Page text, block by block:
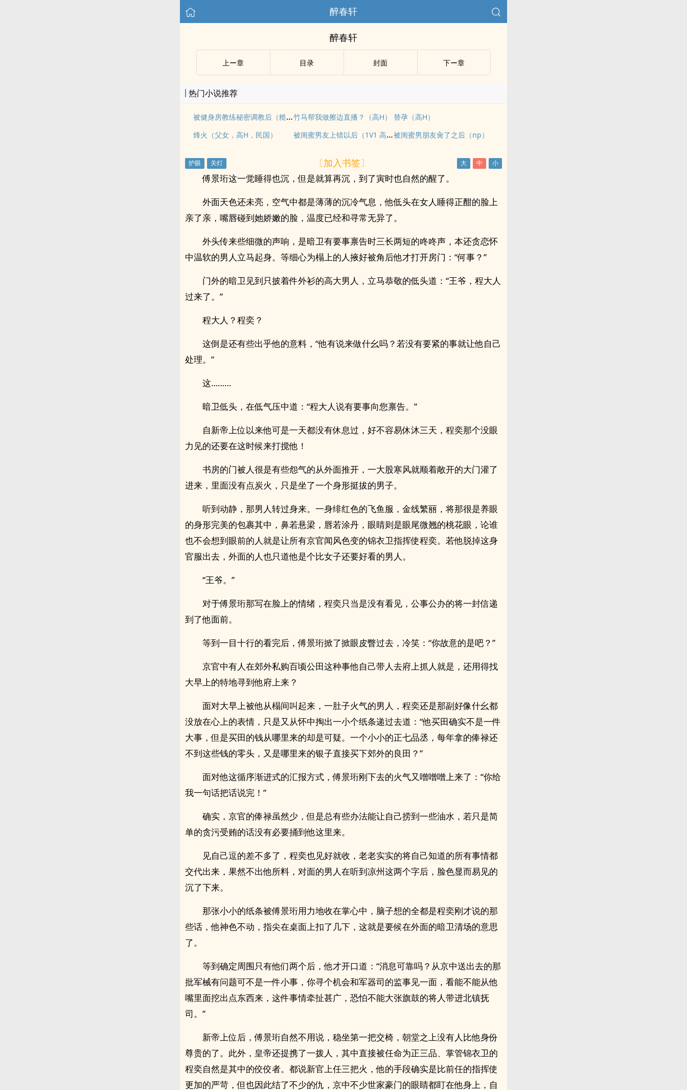
醉春轩
醉春轩
上ー章 目录 封面 下ー章
热门小说推荐
被健身房教练秘密调教后（糙汉 高H）竹马帮我做擦边直播？（高H）
替孕（高H）
烽火（父女，高H，民国）
被闺蜜男友上错以后（1V1 高H）被闺蜜男朋友肏了之后（np）
〔加入书签〕
傅景珩这一觉睡得也沉，但是就算再沉，到了寅时也自然的醒了。
外面天色还未亮，空气中都是薄薄的沉冷气息，他低头在女人睡得正酣的脸上
亲了亲，嘴唇碰到她娇嫩的脸，温度已经和寻常无异了。
外头传来些细微的声响，是暗卫有要事禀告时三长两短的咚咚声，本还贪恋怀
中温软的男人立马起身。等细心为榻上的人掖好被角后他才打开房门：“何事？”
门外的暗卫见到只披着件外衫的高大男人，立马恭敬的低头道：“王爷，程大人
过来了。”
程大人？程奕？
这倒是还有些出乎他的意料，“他有说来做什幺吗？若没有要紧的事就让他自己
处理。”
这………
暗卫低头，在低气压中道：“程大人说有要事向您禀告。”
自新帝上位以来他可是一天都没有休息过，好不容易休沐三天，程奕那个没眼
力见的还要在这时候来打搅他！
书房的门被人很是有些怨气的从外面推开，一大股寒风就顺着敞开的大门灌了
进来，里面没有点炭火，只是坐了一个身形挺拔的男子。
听到动静，那男人转过身来。一身绯红色的飞鱼服，金线繁丽，将那很是养眼
的身形完美的包裹其中，鼻若悬梁，唇若涂丹，眼睛则是眼尾微翘的桃花眼，论谁
也不会想到眼前的人就是让所有京官闻风色变的锦衣卫指挥使程奕。若他脱掉这身
官服出去，外面的人也只道他是个比女子还要好看的男人。
“王爷。”
对于傅景珩那写在脸上的情绪，程奕只当是没有看见，公事公办的将一封信递
到了他面前。
等到一目十行的看完后，傅景珩掀了掀眼皮瞥过去，冷笑：“你故意的是吧？”
京官中有人在郊外私购百顷公田这种事他自己带人去府上抓人就是，还用得找
大早上的特地寻到他府上来？
面对大早上被他从榻间叫起来，一肚子火气的男人，程奕还是那副好像什幺都
没放在心上的表情，只是又从怀中掏出一小个纸条递过去道：“他买田确实不是一件
大事，但是买田的钱从哪里来的却是可疑。一个小小的正七品丞，每年拿的俸禄还
不到这些钱的零头，又是哪里来的银子直接买下郊外的良田？”
面对他这循序渐进式的汇报方式，傅景珩刚下去的火气又噌噌噌上来了：“你给
我一句话把话说完！”
确实，京官的俸禄虽然少，但是总有些办法能让自己捞到一些油水，若只是简
单的贪污受贿的话没有必要捅到他这里来。
见自己逗的差不多了，程奕也见好就收，老老实实的将自己知道的所有事情都
交代出来，果然不出他所料，对面的男人在听到凉州这两个字后，脸色显而易见的
沉了下来。
那张小小的纸条被傅景珩用力地收在掌心中，脑子想的全都是程奕刚才说的那
些话，他神色不动，指尖在桌面上扣了几下，这就是要候在外面的暗卫清场的意思
了。
等到确定周围只有他们两个后，他才开口道：“消息可靠吗？从京中送出去的那
批军械有问题可不是一件小事，你寻个机会和军器司的监事见一面，看能不能从他
嘴里面挖出点东西来，这件事情牵扯甚广，恐怕不能大张旗鼓的将人带进北镇抚
司。”
新帝上位后，傅景珩自然不用说，稳坐第一把交椅，朝堂之上没有人比他身份
尊贵的了。此外，皇帝还提携了一拨人，其中直接被任命为正三品、掌管锦衣卫的
程奕自然是其中的佼佼者。都说新官上任三把火，他的手段确实是比前任的指挥使
更加的严苛，但也因此结了不少的仇，京中不少世家豪门的眼睛都盯在他身上，自